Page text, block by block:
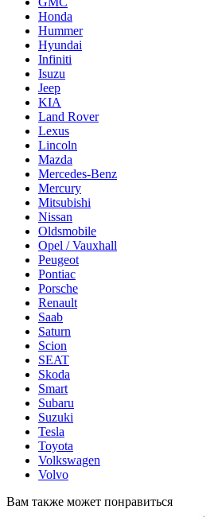
Honda
Hummer
Hyundai
Infiniti
Isuzu
Jeep
KIA
Land Rover
Lexus
Lincoln
Mazda
Mercedes-Benz
Mercury
Mitsubishi
Nissan
Oldsmobile
Opel / Vauxhall
Peugeot
Pontiac
Porsche
Renault
Saab
Saturn
Scion
SEAT
Skoda
Smart
Subaru
Suzuki
Tesla
Toyota
Volkswagen
Volvo
Вам также может понравиться